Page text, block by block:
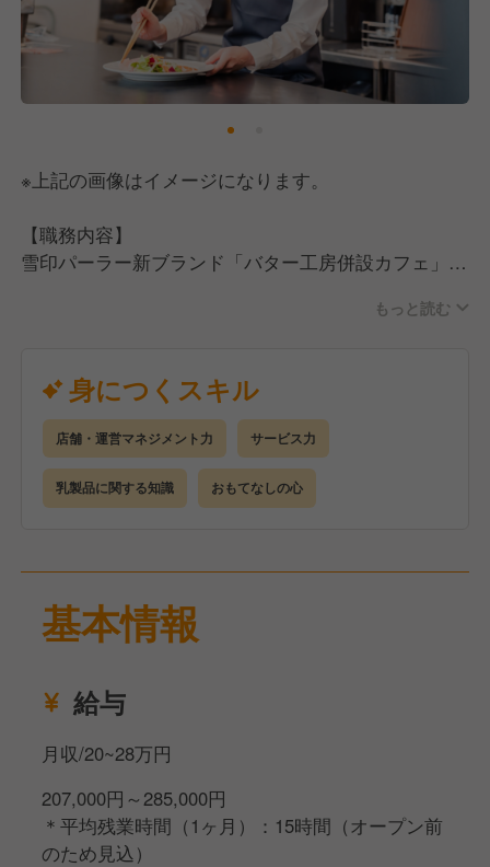
※上記の画像はイメージになります。
【職務内容】
雪印パーラー新ブランド「バター工房併設カフェ」ホ
現場チームをリードし、ホールスタッフの中心とな
【職務詳細】
■ブランドを意識したサービス表現全般の構築
■チーム内の良好な人間関係を構築・維持
■メニューやドリンクについてお客様へのご案内など
サービス業務全般
■SNS広報
もっと読む
身につくスキル
店舗・運営マネジメント力 サービス力
乳製品に関する知識 おもてなしの心
基本情報
給与
月収/20~28万円
207,000円～285,000円
＊平均残業時間（1ヶ月）：15時間（オープン前
のため見込）